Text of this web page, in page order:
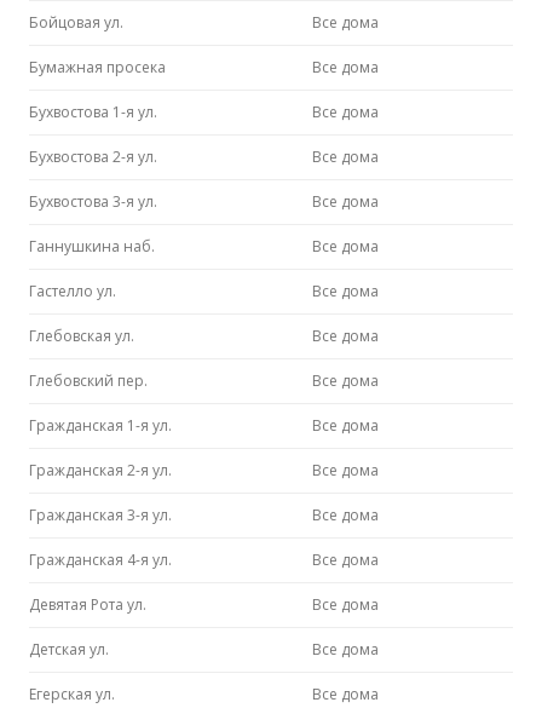
Бойцовая ул. Все дома
Бумажная просека Все дома
Бухвостова 1-я ул. Все дома
Бухвостова 2-я ул. Все дома
Бухвостова 3-я ул. Все дома
Ганнушкина наб. Все дома
Гастелло ул. Все дома
Глебовская ул. Все дома
Глебовский пер. Все дома
Гражданская 1-я ул. Все дома
Гражданская 2-я ул. Все дома
Гражданская 3-я ул. Все дома
Гражданская 4-я ул. Все дома
Девятая Рота ул. Все дома
Детская ул. Все дома
Егерская ул. Все дома